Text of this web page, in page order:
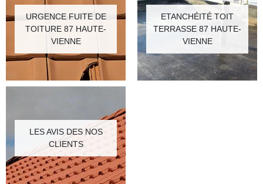
URGENCE FUITE DE
TOITURE 87 HAUTE-
VIENNE
ETANCHÉITÉ TOIT
TERRASSE 87 HAUTE-
VIENNE
LES AVIS DES NOS
CLIENTS